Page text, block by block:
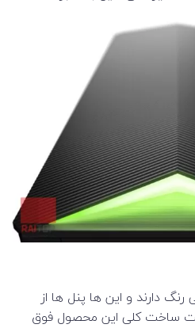
دارند و این ها پنل ها از
ساخت کلی این محصول فوق